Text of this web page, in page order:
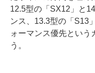
12.5型の「SX12」と
ンス、13.3型の「S13
ォーマンス優先という
う。